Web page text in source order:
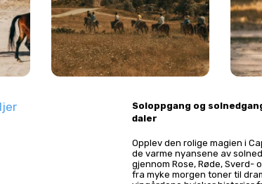
Soloppgang og
daler
Opplev den rolige magien i
de varme nyansene av
gjennom Rose, Røde,
fra myke morgen toner til